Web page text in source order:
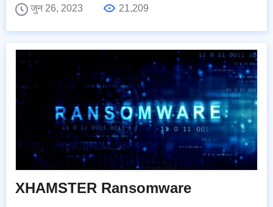
जुन 26, 2023
21,209
XHAMSTER Ransomware